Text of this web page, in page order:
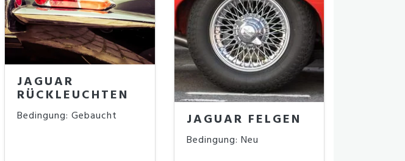
JAGUAR
RÜCKLEUCHTEN
Bedingung: Gebaucht JAGUAR FELGEN
Bedingung: Neu